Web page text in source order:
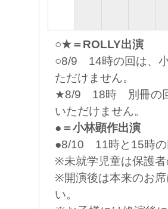
○★＝ROLLY出演
○8/9 14時の回は、
ただけません。
★8/9 18時 別冊の回
いただけません。
●＝小林顕作出演
●8/10 11時と15時の
※未就学児童は保護
※開演後は本来のお
い。